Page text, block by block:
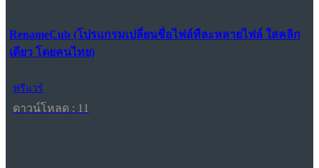
RenameCub (โปรแกรมเปลี่ยนชื่อไฟล์ทีละหลายไฟล์ ใสคลิก
เดียว โดยคนไทย)
ฟรีแวร์
ดาวน์โหลด : 11